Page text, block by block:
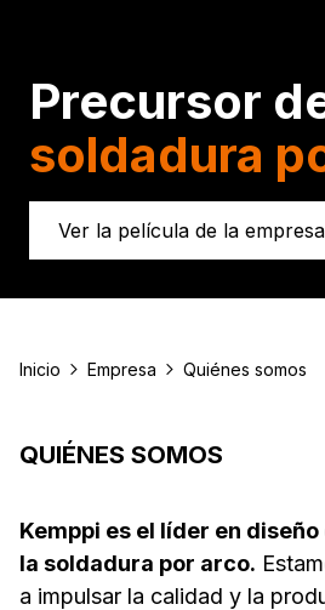
Precursor
soldadura
Ver la película de la empresa
Inicio Empresa Quiénes somos
QUIÉNES SOMOS
Kemppi es el líder en
la soldadura por arco.
a impulsar la calidad y la